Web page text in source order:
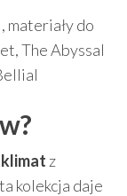
materiały do
The Abyssal
z
kolekcja daje